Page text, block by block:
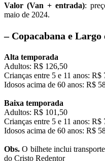
Valor (Van + entrada):
maio de 2024.
– Copacabana e
Alta temporada
Adultos: R$ 126,50
Crianças entre 5 e 11 anos: R$
Idosos acima de 60 anos: R$
Baixa temporada
Adultos: R$ 101,50
Crianças entre 5 e 11 anos: R$
Idosos acima de 60 anos: R$
Obs. O bilhete inclui
do Cristo Redentor